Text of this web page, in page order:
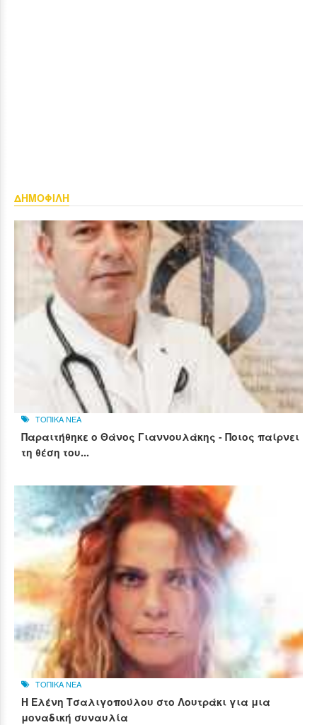
ΔΗΜΟΦΙΛΗ
ΤΟΠΙΚΑ ΝΕΑ
Παραιτήθηκε ο Θάνος Γιαννουλάκης - Ποιος παίρνει
τη θέση του...
ΤΟΠΙΚΑ ΝΕΑ
Η Ελένη Τσαλιγοπούλου στο Λουτράκι για μια
μοναδική συναυλία